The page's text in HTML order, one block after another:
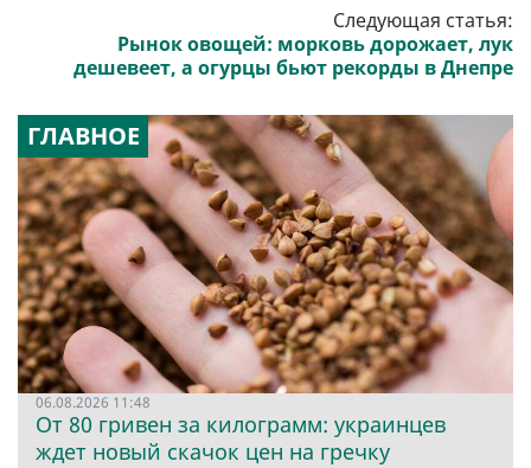
Следующая статья:
Рынок овощей: морковь дорожает, лук
дешевеет, а огурцы бьют рекорды в Днепре
ГЛАВНОЕ
06.08.2026 11:48
От 80 гривен за килограмм: украинцев
ждет новый скачок цен на гречку